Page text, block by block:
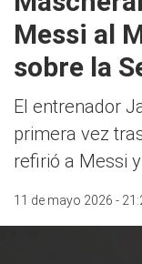
Messi al
sobre la
El entrenador
primera vez
refirió a Messi
11 de mayo 2026 -